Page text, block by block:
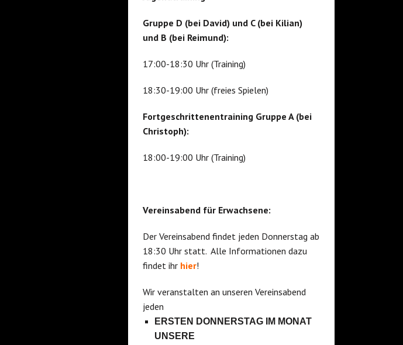
Gruppe D (bei David) und C (bei Kilian)
und B (bei Reimund):
17:00-18:30 Uhr (Training)
18:30-19:00 Uhr (freies Spielen)
Fortgeschrittenentraining Gruppe A (bei
Christoph):
18:00-19:00 Uhr (Training)
Vereinsabend für Erwachsene:
Der Vereinsabend findet jeden Donnerstag ab
18:30 Uhr statt. Alle Informationen dazu
findet ihr hier!
Wir veranstalten an unseren Vereinsabend
jeden
ERSTEN DONNERSTAG IM MONAT
UNSERE